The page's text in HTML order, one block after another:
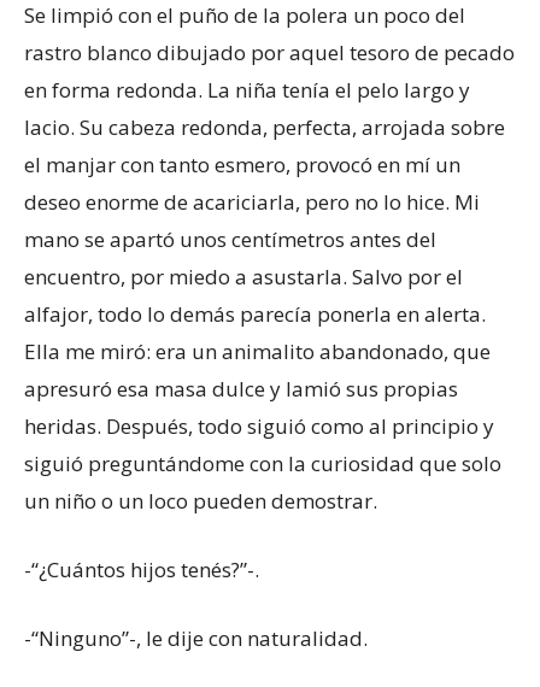
Se limpió con el puño de la polera un poco del
rastro blanco dibujado por aquel tesoro de pecado
en forma redonda. La niña tenía el pelo largo y
lacio. Su cabeza redonda, perfecta, arrojada sobre
el manjar con tanto esmero, provocó en mí un
deseo enorme de acariciarla, pero no lo hice. Mi
mano se apartó unos centímetros antes del
encuentro, por miedo a asustarla. Salvo por el
alfajor, todo lo demás parecía ponerla en alerta.
Ella me miró: era un animalito abandonado, que
apresuró esa masa dulce y lamió sus propias
heridas. Después, todo siguió como al principio y
siguió preguntándome con la curiosidad que solo
un niño o un loco pueden demostrar.
-“¿Cuántos hijos tenés?”-.
-“Ninguno”-, le dije con naturalidad.